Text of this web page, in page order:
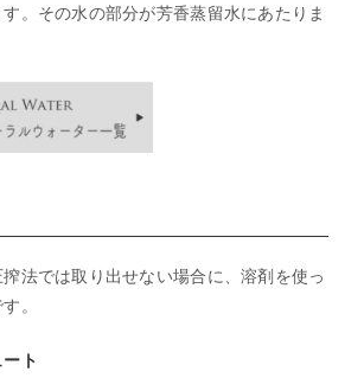
。その水の部分が芳香蒸留水にあたりま
法では取り出せない場合に、溶剤を使っ
。
ト